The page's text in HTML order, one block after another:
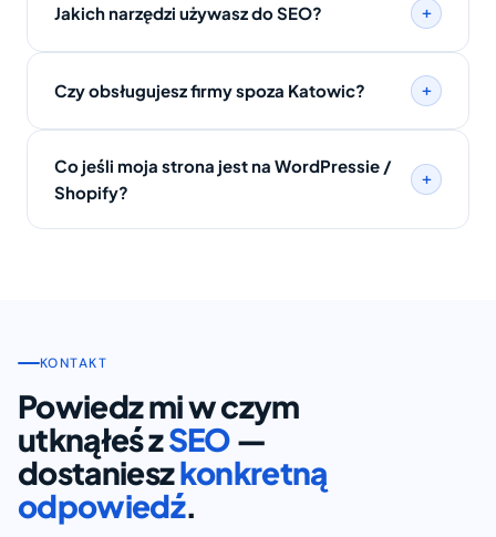
Jakich narzędzi używasz do SEO? +
Czy obsługujesz firmy spoza Katowic? +
Co jeśli moja strona jest na WordPressie /
Shopify?
+
KONTAKT
Powiedz mi w czym
utknąłeś zSEO —
dostanieszkonkretną
odpowiedź.